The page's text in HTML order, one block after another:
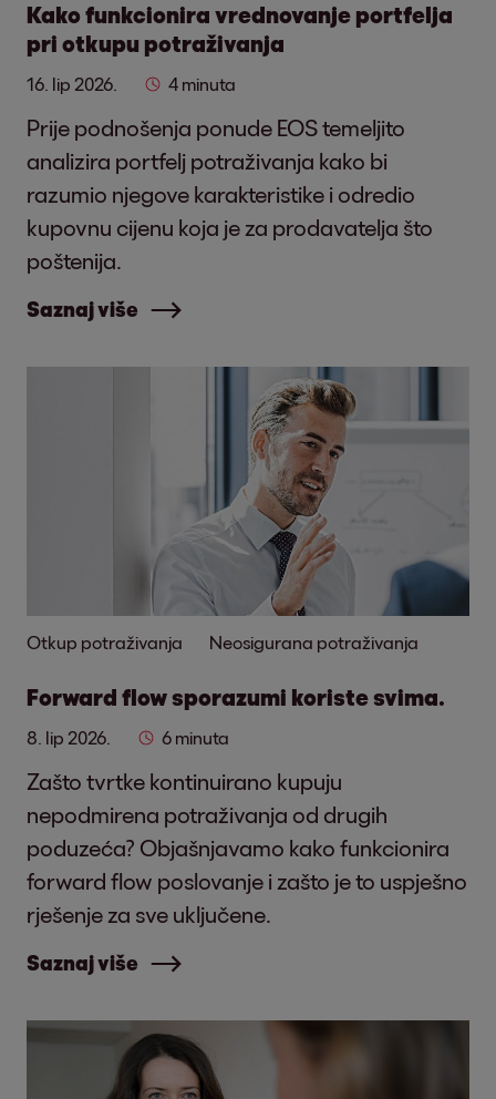
Kako funkcionira vrednovanje portfelja
pri otkupu potraživanja
16. lip 2026. 4 minuta
Prije podnošenja ponude EOS temeljito
analizira portfelj potraživanja kako bi
razumio njegove karakteristike i odredio
kupovnu cijenu koja je za prodavatelja što
poštenija.
Saznaj više
Otkup potraživanja Neosigurana potraživanja
Forward flow sporazumi koriste svima.
8. lip 2026. 6 minuta
Zašto tvrtke kontinuirano kupuju
nepodmirena potraživanja od drugih
poduzeća? Objašnjavamo kako funkcionira
forward flow poslovanje i zašto je to uspješno
rješenje za sve uključene.
Saznaj više